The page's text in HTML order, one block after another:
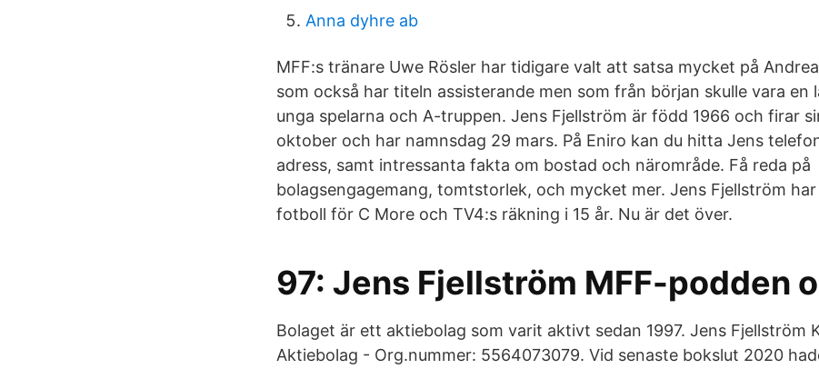
Anna dyhre ab
MFF:s tränare Uwe Rösler har tidigare valt att satsa mycket på
som också har titeln assisterande men som från början skulle vara en
unga spelarna och A-truppen. Jens Fjellström är född 1966 och firar
oktober och har namnsdag 29 mars. På Eniro kan du hitta Jens
adress, samt intressanta fakta om bostad och närområde. Få reda på
bolagsengagemang, tomtstorlek, och mycket mer. Jens Fjellström
fotboll för C More och TV4:s räkning i 15 år. Nu är det över.
97: Jens Fjellström MFF-podden
Bolaget är ett aktiebolag som varit aktivt sedan 1997. Jens Fjellström
Aktiebolag - Org.nummer: 5564073079. Vid senaste bokslut 2020